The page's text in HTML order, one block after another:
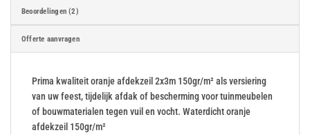
Beoordelingen (2)
Offerte aanvragen
Prima kwaliteit oranje afdekzeil 2x3m 150gr/m² als versiering
van uw feest, tijdelijk afdak of bescherming voor tuinmeubelen
of bouwmaterialen tegen vuil en vocht. Waterdicht oranje
afdekzeil 150gr/m²